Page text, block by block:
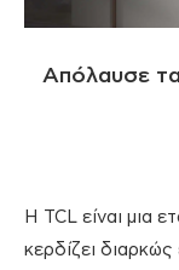
Απόλαυσε
Η TCL είναι μια
κερδίζει